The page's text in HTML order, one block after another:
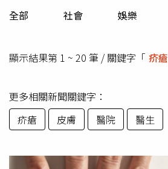
全部 社會 娛樂
顯示結果第 1 ~ 20 筆 / 關鍵字「 疥瘡
更多相關新聞關鍵字：
疥瘡
皮膚 醫院 醫生